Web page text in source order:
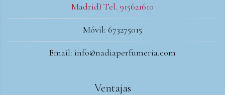
Madrid) Tel. 915621610
Móvil: 673275015
Email: info@nadiaperfumeria.com
Ventajas